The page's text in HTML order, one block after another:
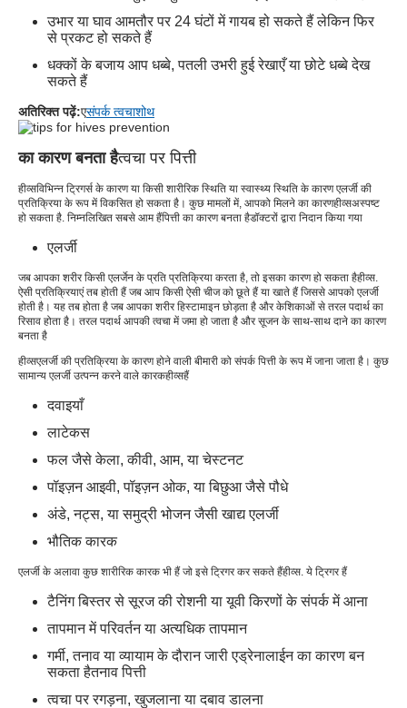
उभार या घाव आमतौर पर 24 घंटों में गायब हो सकते हैं लेकिन फिर
से प्रकट हो सकते हैं
धक्कों के बजाय आप धब्बे, पतली उभरी हुई रेखाएँ या छोटे धब्बे देख
सकते हैं
अतिरिक्त पढ़ें:एसंपर्क त्वचाशोथ
का कारण बनता हैत्वचा पर पित्ती
हीव्सविभिन्न ट्रिगर्स के कारण या किसी शारीरिक स्थिति या स्वास्थ्य स्थिति के कारण एलर्जी की
प्रतिक्रिया के रूप में विकसित हो सकता है। कुछ मामलों में, आपको मिलने का कारणहीव्सअस्पष्ट
हो सकता है. निम्नलिखित सबसे आम हैंपित्ती का कारण बनता हैडॉक्टरों द्वारा निदान किया गया
एलर्जी
जब आपका शरीर किसी एलर्जेन के प्रति प्रतिक्रिया करता है, तो इसका कारण हो सकता हैहीव्स
ऐसी प्रतिक्रियाएं तब होती हैं जब आप किसी ऐसी चीज को छूते हैं या खाते हैं जिससे आपको एलर्जी
होती है। यह तब होता है जब आपका शरीर हिस्टामाइन छोड़ता है और केशिकाओं से तरल पदार्थ का
रिसाव होता है। तरल पदार्थ आपकी त्वचा में जमा हो जाता है और सूजन के साथ-साथ दाने का कारण
बनता है
हीव्सएलर्जी की प्रतिक्रिया के कारण होने वाली बीमारी को संपर्क पित्ती के रूप में जाना जाता है। कुछ
सामान्य एलर्जी उत्पन्न करने वाले कारकहीव्सहैं
दवाइयाँ
लाटेकस
फल जैसे केला, कीवी, आम, या चेस्टनट
पॉइज़न आइवी, पॉइज़न ओक, या बिछुआ जैसे पौधे
अंडे, नट्स, या समुद्री भोजन जैसी खाद्य एलर्जी
भौतिक कारक
एलर्जी के अलावा कुछ शारीरिक कारक भी हैं जो इसे ट्रिगर कर सकते हैंहीव्स . ये ट्रिगर हैं
टैनिंग बिस्तर से सूरज की रोशनी या यूवी किरणों के संपर्क में आना
तापमान में परिवर्तन या अत्यधिक तापमान
गर्मी, तनाव या व्यायाम के दौरान जारी एड्रेनालाईन का कारण बन
सकता हैतनाव पित्ती
त्वचा पर रगड़ना, खुजलाना या दबाव डालना